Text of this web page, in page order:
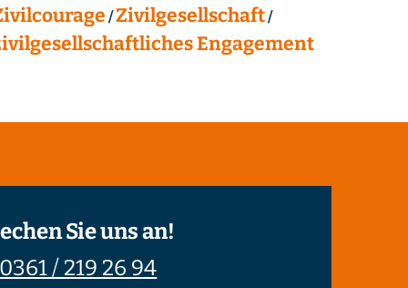
Zivilgesellschaft
Engagement
Sie uns an!
0361 / 219 26 94